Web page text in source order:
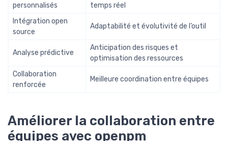
personnalisés
temps réel
Intégration open
source
Adaptabilité et évolutivité de l’outil
Analyse prédictive
Anticipation des risques et
optimisation des ressources
Collaboration
renforcée
Meilleure coordination entre équipes
Améliorer la collaboration entre
équipes avec openpm